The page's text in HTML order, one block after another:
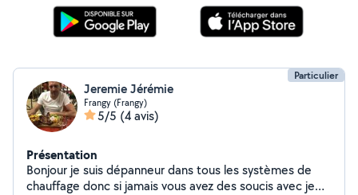
Particulier
Jeremie Jérémie
Frangy (Frangy)
5/5 (4 avis)
Présentation
Bonjour je suis dépanneur dans tous les systèmes de
chauffage donc si jamais vous avez des soucis avec je